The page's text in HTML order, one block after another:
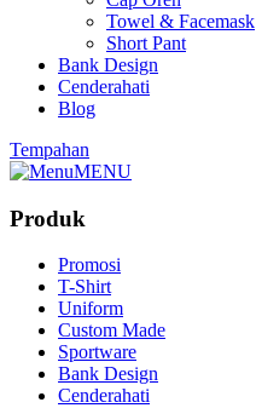
Towel & Facemask
Short Pant
Bank Design
Cenderahati
Blog
Tempahan
MENU
Produk
Promosi
T-Shirt
Uniform
Custom Made
Sportware
Bank Design
Cenderahati